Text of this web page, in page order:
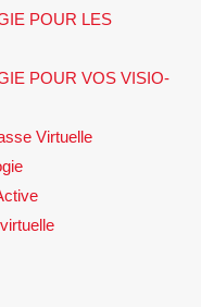
POUR LES
POUR VOS VISIO-
Virtuelle